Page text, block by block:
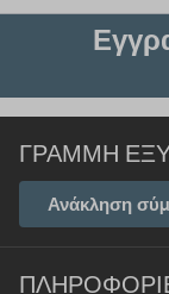
ΓΡΑΜΜΉ
Ανάκληση